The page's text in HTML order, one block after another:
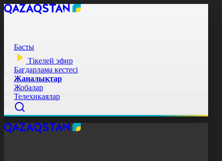
Басты
Тікелей эфир
Бағдарлама кестесі
Жаңалықтар
Жобалар
Телехикаялар